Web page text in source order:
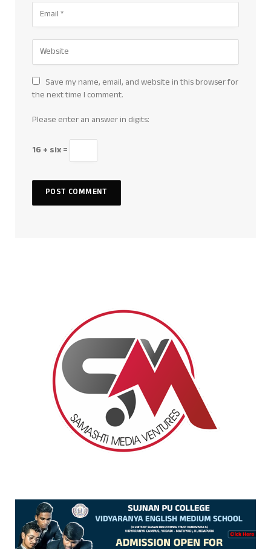
Save my name, email, and website in this browser for
the next time I comment.
Please enter an answer in digits:
16 + six =